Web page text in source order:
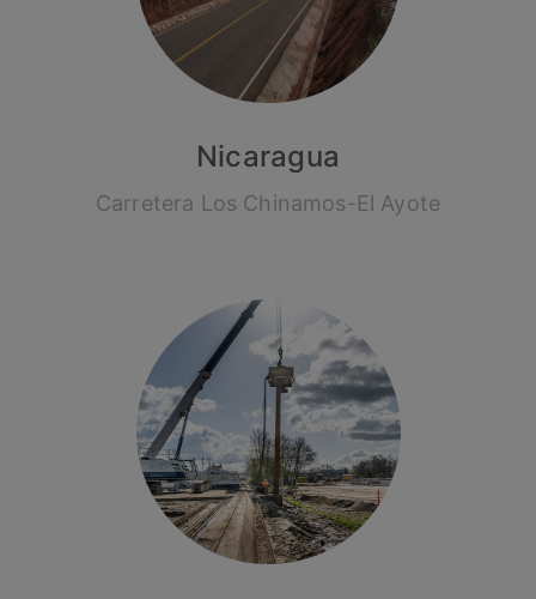
Nicaragua
Carretera Los Chinamos-El Ayote